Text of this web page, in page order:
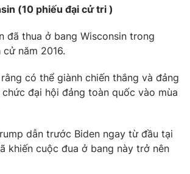
(10 phiếu đại cử tri )
đã thua ở bang Wisconsin trong
năm 2016.
có thể giành chiến thắng và đảng
đại hội đảng toàn quốc vào mùa
dẫn trước Biden ngay từ đầu tại
khiến cuộc đua ở bang này trở nên